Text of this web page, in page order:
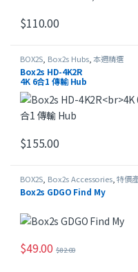
$110.00
BOX2S, Box2s Hubs,本週精選
Box2s HD-4K2R
4K 6合1 傳輸 Hub
$155.00
BOX2S Box2s Accessories,特價
Box2s GDGO Find My
$49.00 $82.00
此產品有多種款式。 可在產